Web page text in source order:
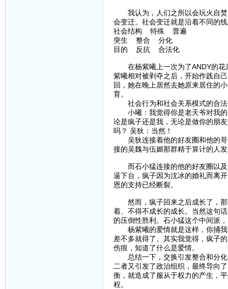
我认为，人们之所以会玩火自焚
会变迁。社会变迁就是沿着不同的
社会结构 特殊 普遍
突生 整合 分化
目的 反抗 合法化
在杨紫曦上一次为了ANDY的花
紫曦相对被剥夺之后，开始作践自
回，她在晚上居然去她原来居住的
育。
社会行为和社会关系模式的合法
小曦：我觉得你是老天爷对我的
论是疯子还是我，无论是做你的朋
吗？ 吴狄：当然！
吴狄连接着他的好友圈和他的哥
接的吴魏与伍媚那群精于算计的人
而石小猛连接的他的好友圈以及
逼下台，疯子因为沈冰的婚礼而离
恩的支持已经断裂。
然而，疯子回来之后成长了，那
着、不得不成长的成长。当然这句
的压倒性胜利。石小猛这个中间派
杨紫曦的爱情就是这样，你捅我
差不多就得了。其实我觉得，疯子
伤痕，知道了什么是爱情。
总结一下，交换引发整合和分化
二者又引发了政治组织，最终导向
衡，就造成了服从于权力的产生，
程。